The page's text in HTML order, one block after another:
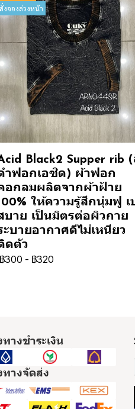
สั่งจองล่วงหน้า
Black2 Supper rib
ำฟอกเอซิด) ผ้าฟอก
อกลมผลิตจากผ้าฝ้าย
ให้ความรู้สึกนุ่มฟู เ
บาย เป็นมิตรต่อผิวกาย
ะบายอากาศดีไม่เหนียว
ดตัว
฿300 - ฿320
างชำระเงิน
ทางจัดส่ง